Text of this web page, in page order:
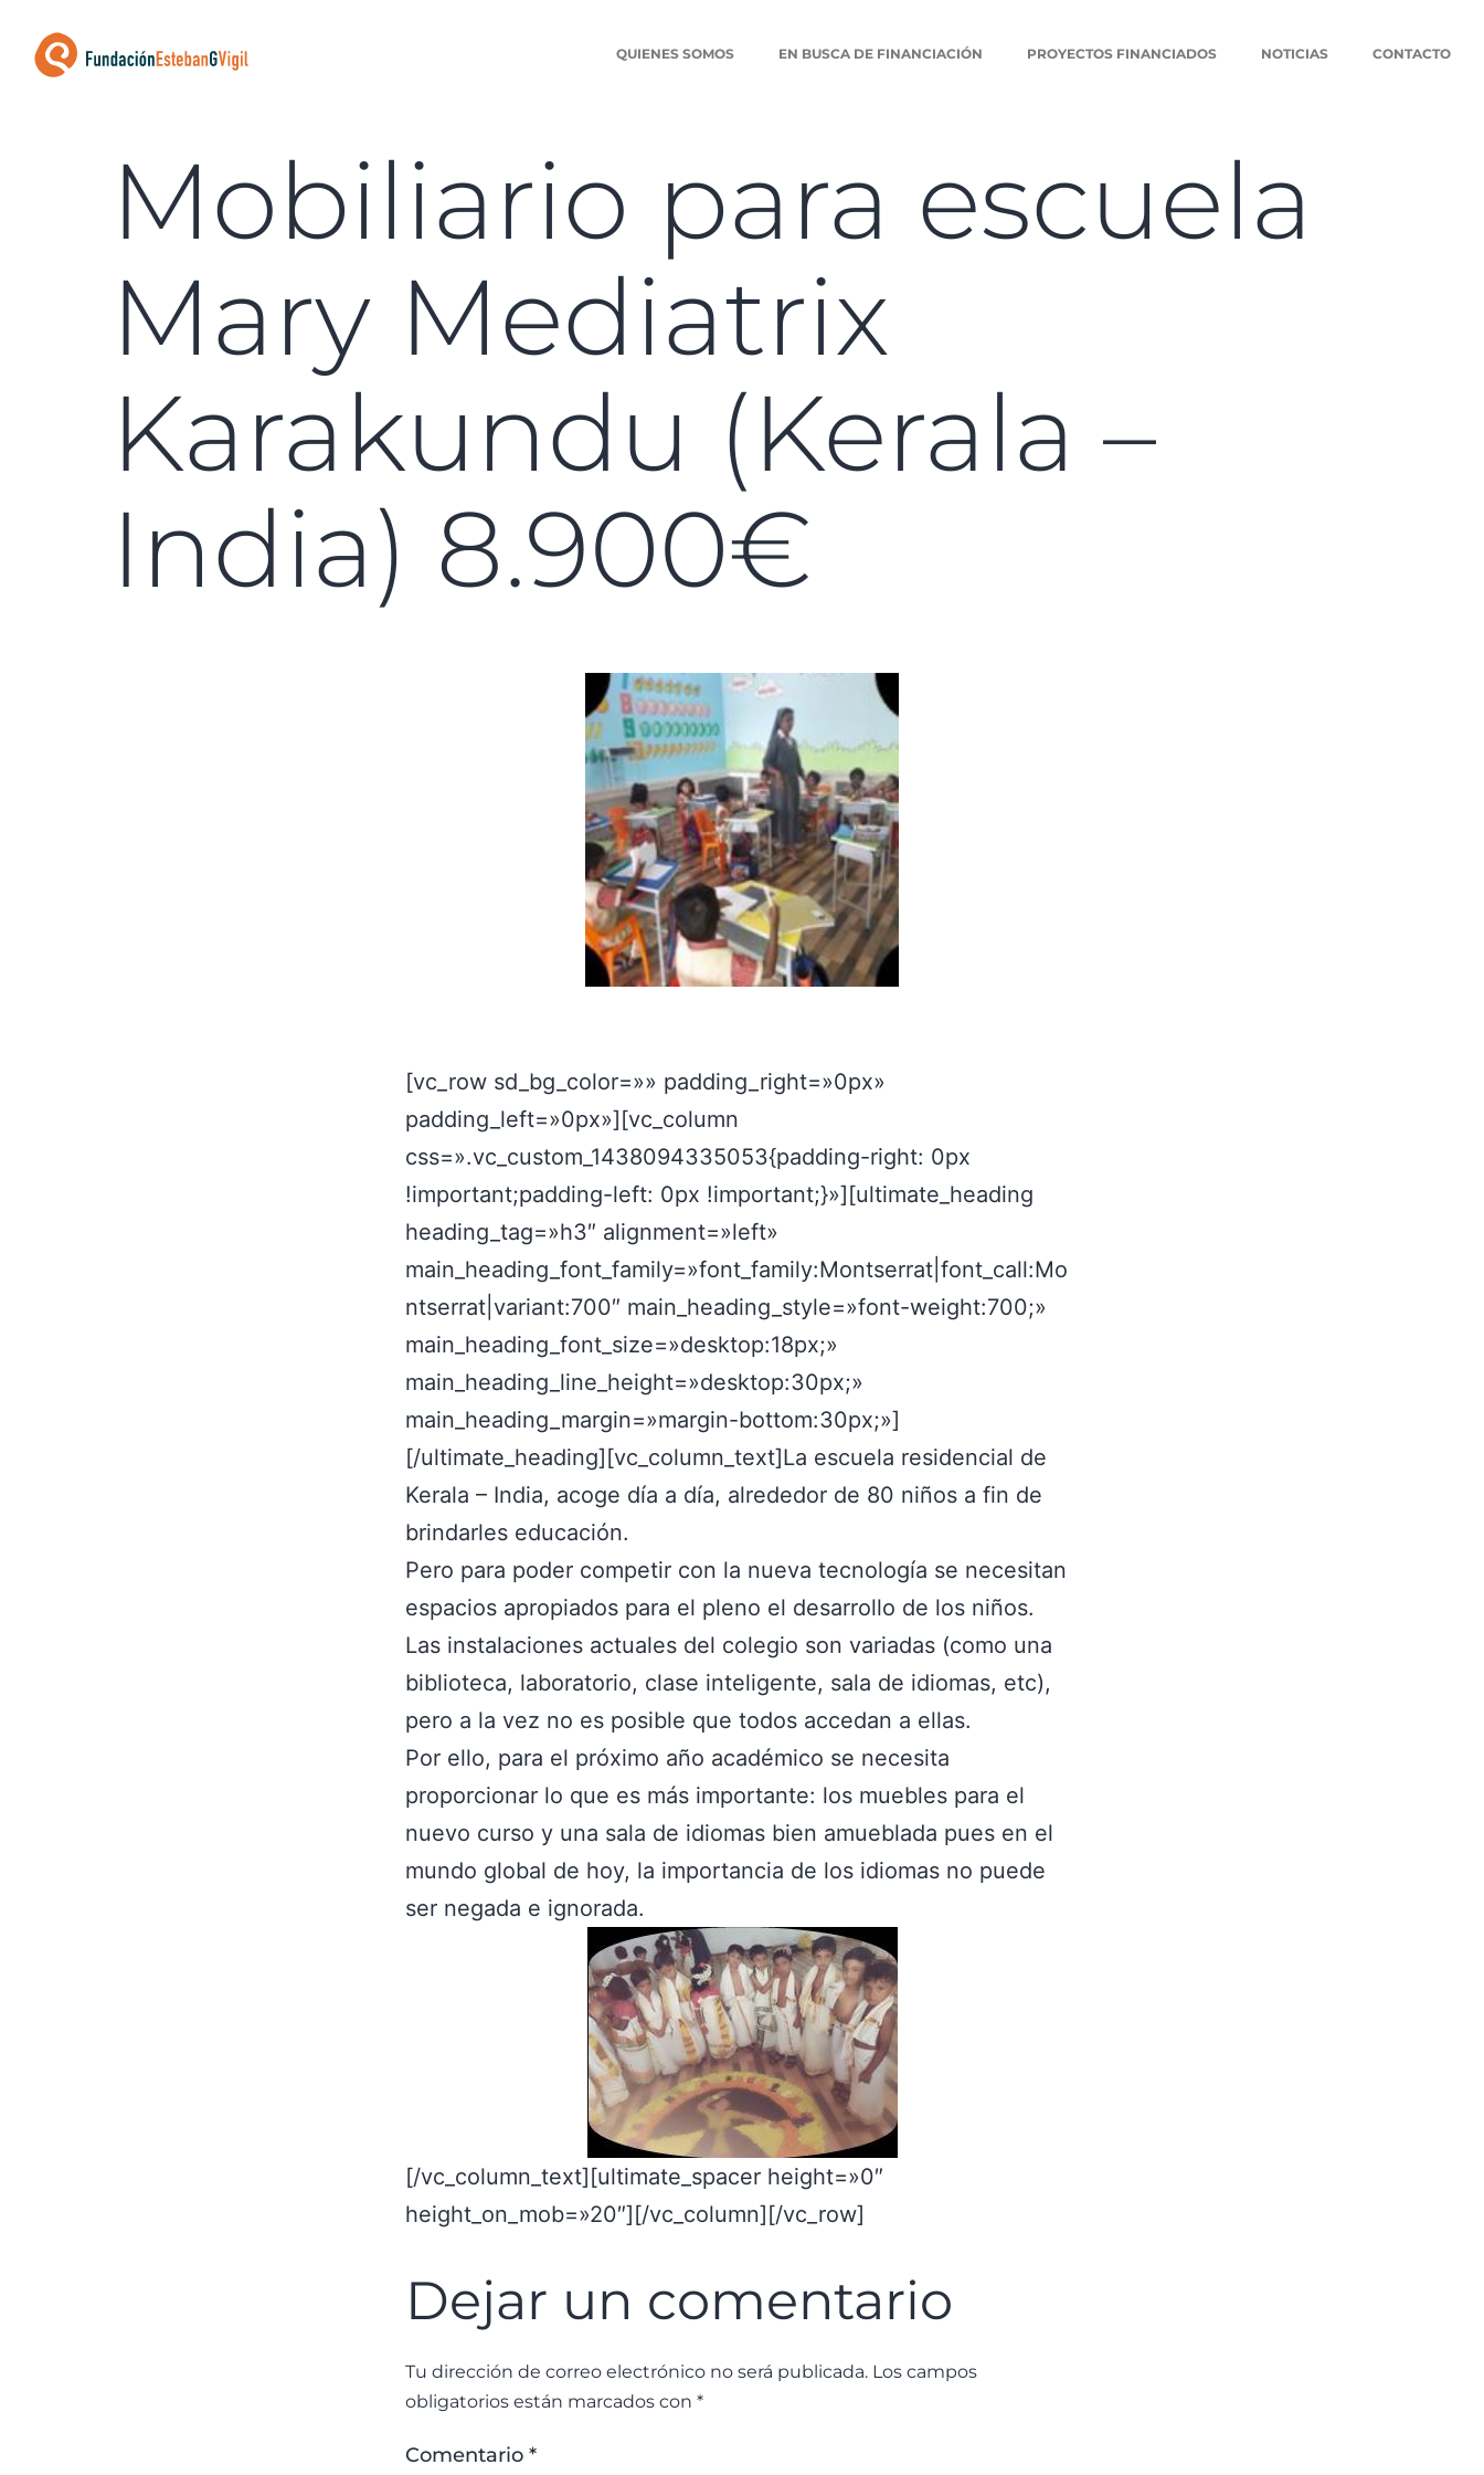
QUIENES SOMOS EN BUSCA DE FINANCIACIÓN PROYECTOS FINANCIADOS NOTICIAS CONTACTO
Mobiliario para escuela
Mary Mediatrix
Karakundu (Kerala –
India) 8.900€
[vc_row sd_bg_color=»» padding_right=»0px»
padding_left=»0px»][vc_column
css=».vc_custom_1438094335053{padding-right: 0px
!important;padding-left: 0px !important;}»][ultimate_heading
heading_tag=»h3″ alignment=»left»
main_heading_font_family=»font_family:Montserrat|font_call:Mo
ntserrat|variant:700″ main_heading_style=»font-weight:700;»
main_heading_font_size=»desktop:18px;»
main_heading_line_height=»desktop:30px;»
main_heading_margin=»margin-bottom:30px;»]
[/ultimate_heading][vc_column_text]La escuela residencial de
Kerala – India, acoge día a día, alrededor de 80 niños a fin de
brindarles educación.
Pero para poder competir con la nueva tecnología se necesitan
espacios apropiados para el pleno el desarrollo de los niños.
Las instalaciones actuales del colegio son variadas (como una
biblioteca, laboratorio, clase inteligente, sala de idiomas, etc),
pero a la vez no es posible que todos accedan a ellas.
Por ello, para el próximo año académico se necesita
proporcionar lo que es más importante: los muebles para el
nuevo curso y una sala de idiomas bien amueblada pues en el
mundo global de hoy, la importancia de los idiomas no puede
ser negada e ignorada.
[/vc_column_text][ultimate_spacer height=»0″
height_on_mob=»20″][/vc_column][/vc_row]
Dejar un comentario
Tu dirección de correo electrónico no será publicada. Los campos
obligatorios están marcados con *
Comentario *